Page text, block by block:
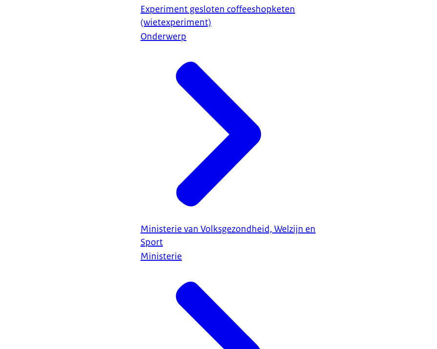
Experiment gesloten coffeeshopketen
(wietexperiment)
Onderwerp
Ministerie van Volksgezondheid, Welzijn en
Sport
Ministerie